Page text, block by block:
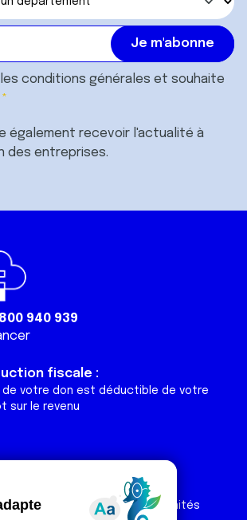
conditions générales et souhaite
également recevoir l'actualité à
des entreprises.
940 939
fiscale :
de votre don est déductible de votre
sur le revenu
Espace Ligue & comités